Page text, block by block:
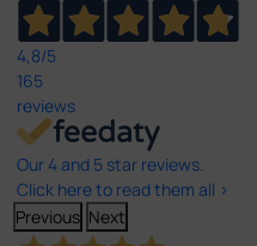
4,8/5
165
reviews
Our 4 and 5 star reviews.
Click here to read them all >
Previous Next